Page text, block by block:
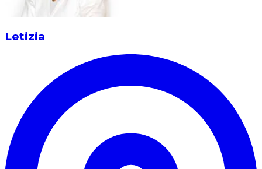
Letizia